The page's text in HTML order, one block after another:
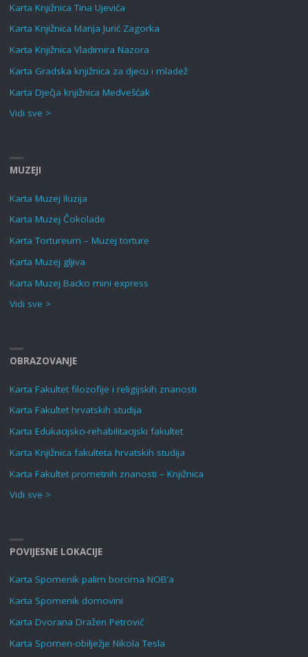
Karta Knjižnica Tina Ujevića
Karta Knjižnica Marija Jurić Zagorka
Karta Knjižnica Vladimira Nazora
Karta Gradska knjižnica za djecu i mladež
Karta Dječja knjižnica Medvešćak
Vidi sve >
MUZEJI
Karta Muzej Iluzija
Karta Muzej Čokolade
Karta Tortureum – Muzej torture
Karta Muzej gljiva
Karta Muzej Backo mini express
Vidi sve >
OBRAZOVANJE
Karta Fakultet filozofije i religijskih znanosti
Karta Fakultet hrvatskih studija
Karta Edukacijsko-rehabilitacijski fakultet
Karta Knjižnica fakulteta hrvatskih studija
Karta Fakultet prometnih znanosti – Knjižnica
Vidi sve >
POVIJESNE LOKACIJE
Karta Spomenik palim borcima NOB’a
Karta Spomenik domovini
Karta Dvorana Dražen Petrović
Karta Spomen-obilježje Nikola Tesla